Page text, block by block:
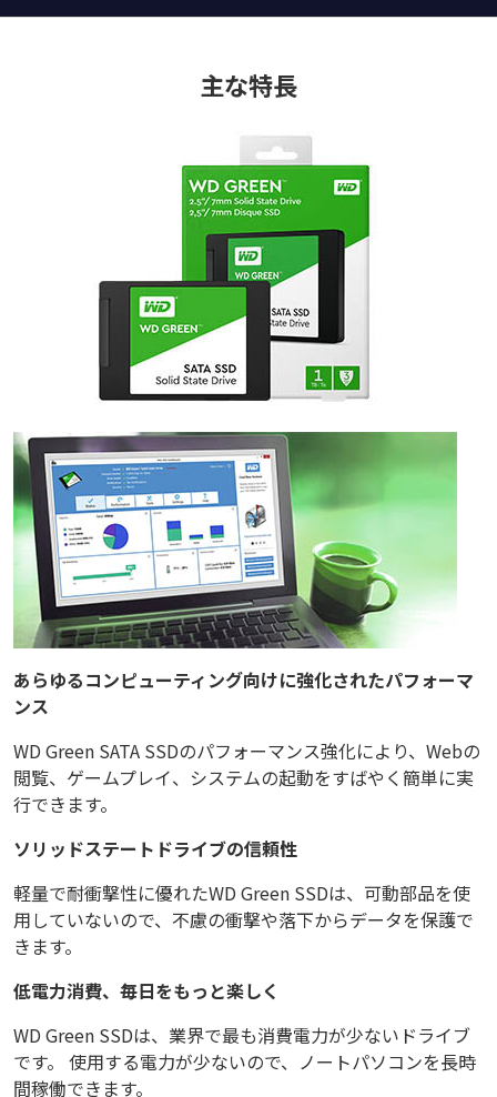
主な特長
あらゆるコンピューティング向けに強化されたパフォーマ
ンス
WD Green SATA SSDのパフォーマンス強化により、Webの
閲覧、ゲームプレイ、システムの起動をすばやく簡単に実
行できます。
ソリッドステートドライブの信頼性
軽量で耐衝撃性に優れたWD Green SSDは、可動部品を使
用していないので、不慮の衝撃や落下からデータを保護で
きます。
低電力消費、毎日をもっと楽しく
WD Green SSDは、業界で最も消費電力が少ないドライブ
です。 使用する電力が少ないので、ノートパソコンを長時
間稼働できます。